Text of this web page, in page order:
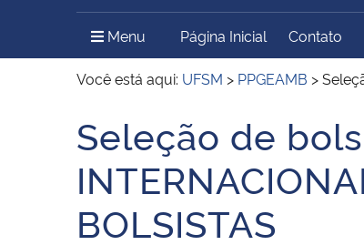
Ministério do Meio Ambiente Ministério do
Secretaria de Governo
Gabinete de
Institucional
Menu Menu Principal do Sítio
Página Inicial Contato
Você está aqui: UFSM > PPGEAMB >
Início do conteúdo
Seleção de
BOLSISTAS